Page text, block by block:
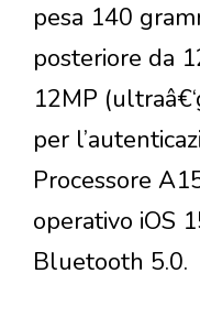
pesa 140
posteriore da
12MP
per
Processore
operativo iOS
Bluetooth 5.0.